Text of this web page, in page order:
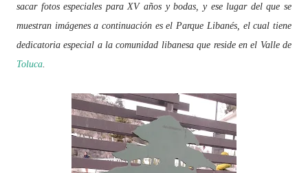
sacar fotos especiales para XV años y bodas, y ese lugar del que se
muestran imágenes a continuación es el Parque Libanés, el cual tiene
dedicatoria especial a la comunidad libanesa que reside en el Valle de
Toluca.